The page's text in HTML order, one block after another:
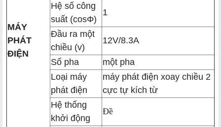
MÁY
PHÁT
ĐIỆN
Hệ số công
suất (cosΦ)
1
Đầu ra một
chiều (v)
12V/8.3A
Số pha
một pha
Loại máy
phát điện
máy phát điện xoay chiều 2
cực tự kích từ
Hệ thống
khởi động
Đề